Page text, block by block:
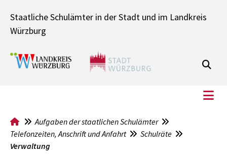
Staatliche Schulämter in der Stadt und im Landkreis
Würzburg
  Aufgaben der staatlichen Schulämter 
Telefonzeiten, Anschrift und Anfahrt  Schulräte 
Verwaltung